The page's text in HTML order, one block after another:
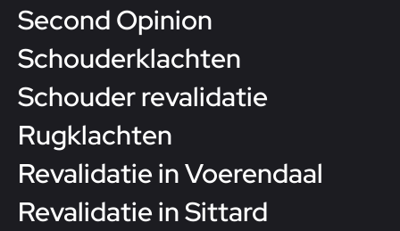
Second Opinion
Schouderklachten
Schouder revalidatie
Rugklachten
Revalidatie in Voerendaal
Revalidatie in Sittard